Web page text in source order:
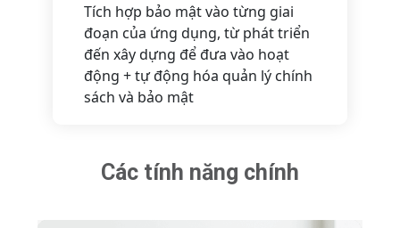
Tích hợp bảo mật vào từng giai
đoạn của ứng dụng, từ phát triển
đến xây dựng để đưa vào hoạt
động + tự động hóa quản lý chính
sách và bảo mật
Các tính năng chính